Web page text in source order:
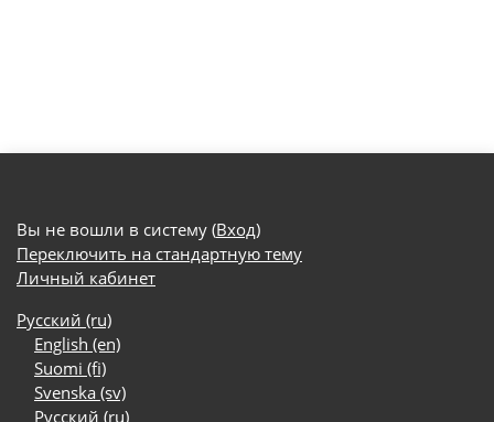
Вы не вошли в систему (Вход)
Переключить на стандартную тему
Личный кабинет
Русский ‎(ru)‎
English ‎(en)‎
Suomi ‎(fi)‎
Svenska ‎(sv)‎
Русский ‎(ru)‎